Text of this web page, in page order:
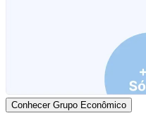
Conhecer Grupo Econômico